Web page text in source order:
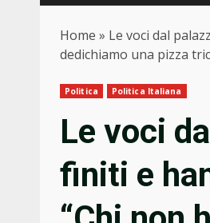
Home » Le voci dal
dedichiamo una pizza
Politica Politica Italiana
Le voci
finiti e